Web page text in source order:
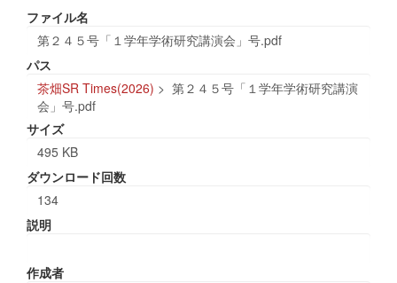
ファイル名
第２４５号「１学年学術研究講演会」号.pdf
パス
茶畑SR Times(2026) > 第２４５号「１学年学術研究講演
会」号.pdf
サイズ
495 KB
ダウンロード回数
134
説明
作成者